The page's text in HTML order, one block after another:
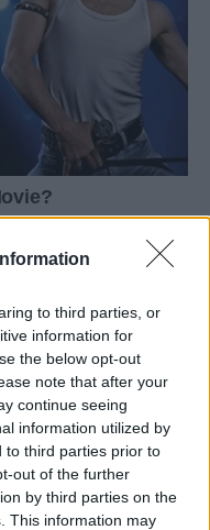
to third parties, or
information for
the below opt-out
note that after your
continue seeing
information utilized by
to third parties prior to
out of the further
by third parties on the
This information may